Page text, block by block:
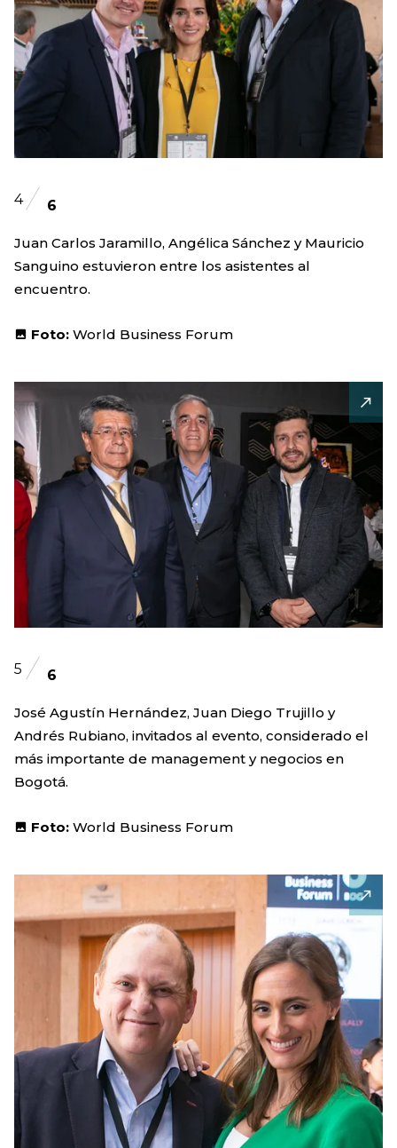
4 6
Juan Carlos Jaramillo, Angélica Sánchez y Mauricio
Sanguino estuvieron entre los asistentes al
encuentro.
Foto: World Business Forum
5 6
José Agustín Hernández, Juan Diego Trujillo y
Andrés Rubiano, invitados al evento, considerado el
más importante de management y negocios en
Bogotá.
Foto: World Business Forum